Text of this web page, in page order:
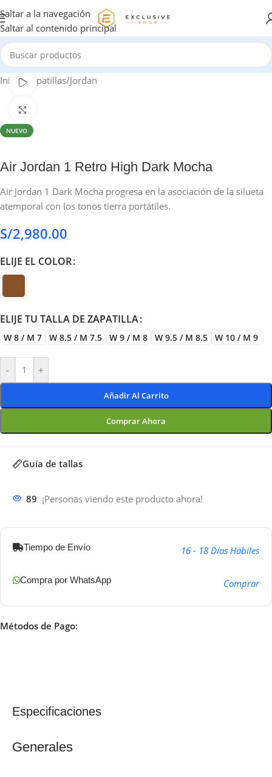
Saltar a la navegación
Saltar al contenido principal
Inicio/Zapatillas/Jordan
NUEVO
Ver vídeo
Air Jordan 1 Retro High Dark Mocha
Air Jordan 1 Dark Mocha progresa en la asociación de la silueta
atemporal con los tonos tierra portátiles.
S/2,980.00
ELIJE EL COLOR
ELIJE TU TALLA DE ZAPATILLA
W 8 / M 7 W 8.5 / M 7.5 W 9 / M 8 W 9.5 / M 8.5 W 10 / M 9
- +
Añadir Al Carrito
Comprar Ahora
Guía de tallas
89 ¡Personas viendo este producto ahora!
Tiempo de Envío 16 - 18 Días Hábiles
Compra por WhatsApp Comprar
Métodos de Pago:
Especificaciones
Generales